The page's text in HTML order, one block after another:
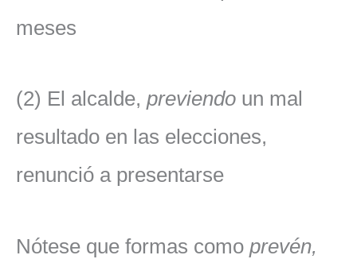
meses
(2) El alcalde, previendo un mal
resultado en las elecciones,
renunció a presentarse
Nótese que formas como prevén,